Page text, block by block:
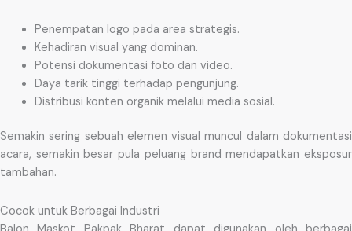
Penempatan logo pada area strategis.
Kehadiran visual yang dominan.
Potensi dokumentasi foto dan video.
Daya tarik tinggi terhadap pengunjung.
Distribusi konten organik melalui media sosial.
Semakin sering sebuah elemen visual muncul dalam dokumentasi
acara, semakin besar pula peluang brand mendapatkan eksposur
tambahan.
Cocok untuk Berbagai Industri